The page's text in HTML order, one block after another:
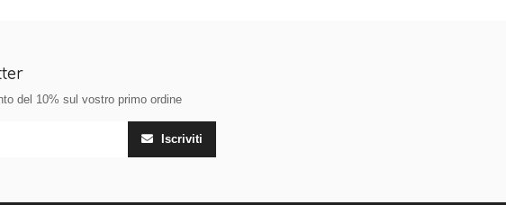
del 10% sul vostro primo ordine
Iscriviti